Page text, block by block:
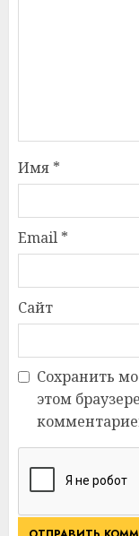
Имя *
Email *
Сайт
Сохранить
этом